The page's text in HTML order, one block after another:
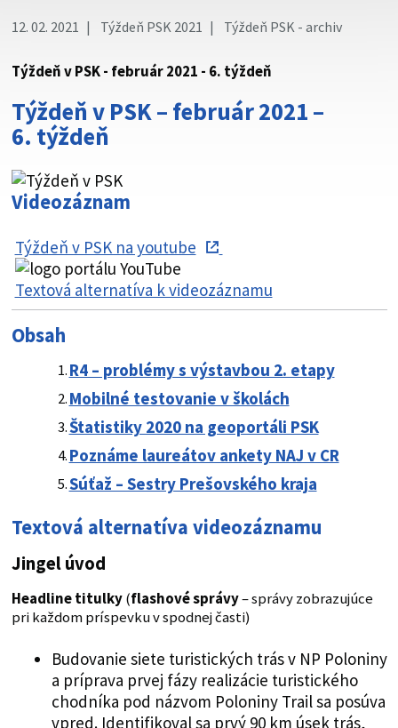
cez zabezpečenú webovú stránku. Zabezpečená stránka
vždy začína https:// pred názvom domény webového sídla.
12. 02. 2021 Týždeň PSK 2021 Týždeň PSK - archiv
Týždeň v PSK - február 2021 - 6. týždeň
Týždeň v PSK – február 2021 –
6. týždeň
Týždeň v PSK na youtube
Textová alternatíva k videozáznamu
Videozáznam
Obsah
R4 – problémy s výstavbou 2. etapy
Mobilné testovanie v školách
Štatistiky 2020 na geoportáli PSK
Poznáme laureátov ankety NAJ v CR
Súťaž – Sestry Prešovského kraja
​Textová alternatíva videozáznamu
Jingel úvod
Headline titulky(flashové správy– správy zobrazujúce
pri každom príspevku v spodnej časti)
Budovanie siete turistických trás v NP Poloniny
a príprava prvej fázy realizácie turistického
chodníka pod názvom Poloniny Trail sa posúva
vpred. Identifikoval sa prvý 90 km úsek trás,